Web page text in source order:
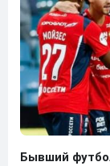
Бывший